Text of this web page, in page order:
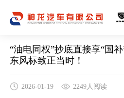
“油电同权”抄底直接享“国
东风标致正当时！
2026-01-19 2249人阅读